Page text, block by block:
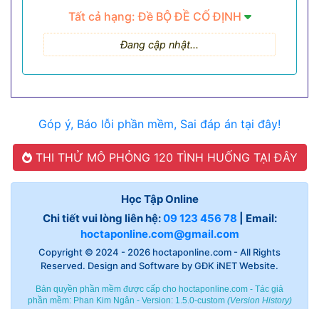
Tất cả hạng: Đề BỘ ĐỀ CỐ ĐỊNH
Đang cập nhật...
Góp ý, Báo lỗi phần mềm, Sai đáp án tại đây!
THI THỬ MÔ PHỎNG 120 TÌNH HUỐNG TẠI ĐÂY
Học Tập Online
Chi tiết vui lòng liên hệ:09 123 456 78 | Email:
hoctaponline.com@gmail.com
Copyright © 2024 - 2026 hoctaponline.com - All Rights
Reserved. Design and Software byGĐK iNET Website.
Bản quyền phần mềm được cấp cho hoctaponline.com - Tác giả
phần mềm: Phan Kim Ngân - Version: 1.5.0-custom (Version History)